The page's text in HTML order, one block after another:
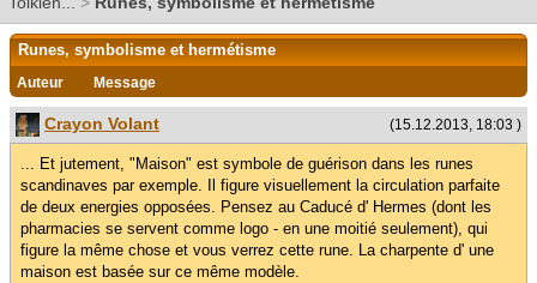
Runes, symbolisme et hermétisme
Auteur Message
(15.12.2013, 18:03 )
Crayon Volant
... Et jutement, "Maison" est symbole de guérison dans les runes
scandinaves par exemple. Il figure visuellement la circulation parfaite
de deux energies opposées. Pensez au Caducé d' Hermes (dont les
pharmacies se servent comme logo - en une moitié seulement), qui
figure la même chose et vous verrez cette rune. La charpente d' une
maison est basée sur ce même modèle.